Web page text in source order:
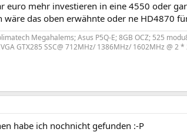
euro mehr investieren in eine 4550 oder
wäre das oben erwähnte oder ne HD4870
Megahalems; Asus P5Q-E; 8GB OCZ; 525
GTX285 SSC@ 712MHz/ 1386MHz/ 1602MHz @ 2
habe ich nochnicht gefunden :-P